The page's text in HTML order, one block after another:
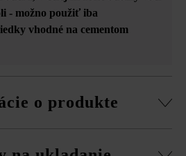
- možno použiť iba
vhodné na cementom
o produkte
bez veľkého rezania.